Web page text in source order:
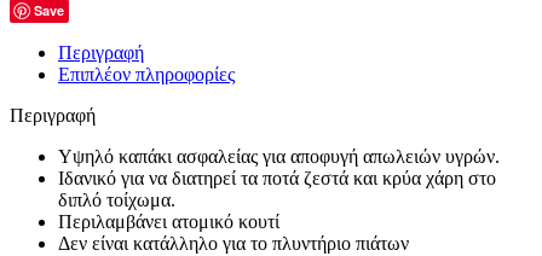
Save
Περιγραφή
Επιπλέον πληροφορίες
Περιγραφή
Υψηλό καπάκι ασφαλείας για αποφυγή απωλειών υγρών.
Ιδανικό για να διατηρεί τα ποτά ζεστά και κρύα χάρη στο
διπλό τοίχωμα.
Περιλαμβάνει ατομικό κουτί
Δεν είναι κατάλληλο για το πλυντήριο πιάτων